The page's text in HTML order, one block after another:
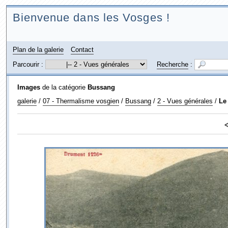
Bienvenue dans les Vosges !
Plan de la galerie
Contact
Parcourir :
Recherche:
Imagesde la catégorie Bussang
galerie/ 07 - Thermalisme vosgien/ Bussang/ 2 - Vues générales /